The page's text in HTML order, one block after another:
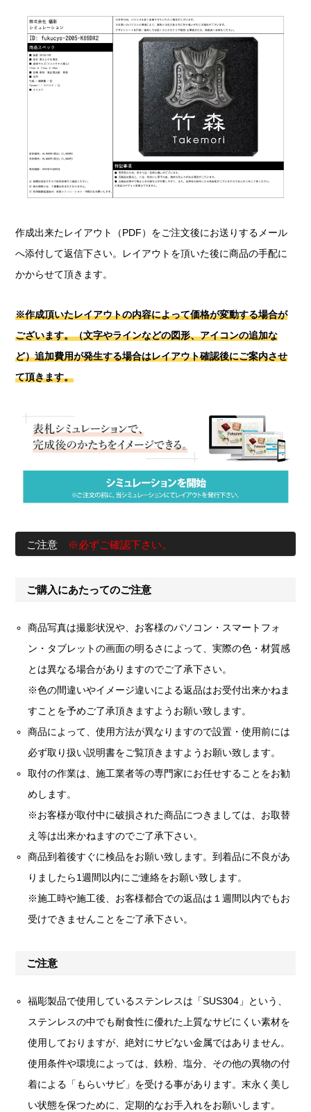
作成出来たレイアウト（PDF）をご注文後にお送りするメール
へ添付して返信下さい。レイアウトを頂いた後に商品の手配に
かからせて頂きます。
※作成頂いたレイアウトの内容によって価格が変動する場合が
ございます。（文字やラインなどの図形、アイコンの追加な
ど）追加費用が発生する場合はレイアウト確認後にご案内させ
て頂きます。
ご注意 ※必ずご確認下さい。
ご購入にあたってのご注意
商品写真は撮影状況や、お客様のパソコン・スマートフォ
ン・タブレットの画面の明るさによって、実際の色・材質感
とは異なる場合がありますのでご了承下さい。
※色の間違いやイメージ違いによる返品はお受付出来かねま
すことを予めご了承頂きますようお願い致します。
商品によって、使用方法が異なりますので設置・使用前には
必ず取り扱い説明書をご覧頂きますようお願い致します。
取付の作業は、施工業者等の専門家にお任せすることをお勧
めします。
※お客様が取付中に破損された商品につきましては、お取替
え等は出来かねますのでご了承下さい。
商品到着後すぐに検品をお願い致します。到着品に不良があ
りましたら1週間以内にご連絡をお願い致します。
※施工時や施工後、お客様都合での返品は１週間以内でもお
受けできませんことをご了承下さい。
ご注意
福彫製品で使用しているステンレスは「SUS304」という、
ステンレスの中でも耐食性に優れた上質なサビにくい素材を
使用しておりますが、絶対にサビない金属ではありません。
使用条件や環境によっては、鉄粉、塩分、その他の異物の付
着による「もらいサビ」を受ける事があります。末永く美し
い状態を保つために、定期的なお手入れをお願いします。